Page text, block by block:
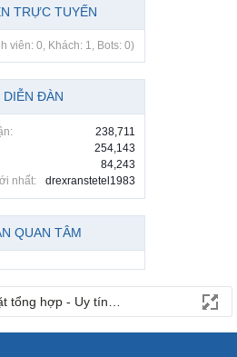
TRỰC TUYẾN
viên: 0, Khách: 1, Bots: 0)
DIỄN ĐÀN
238,711
254,143
84,243
nhất:
drexranstetel1983
QUAN TÂM
tổng hợp - Uy tín - Miễn phí